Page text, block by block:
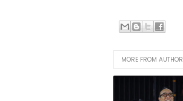
MORE FROM AUTHOR